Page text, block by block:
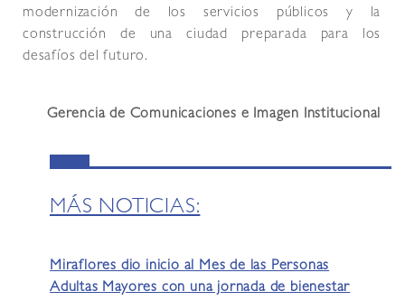
modernización de los servicios públicos y la
construcción de una ciudad preparada para los
desafíos del futuro.
Gerencia de Comunicaciones e Imagen Institucional
MÁS NOTICIAS:
Miraflores dio inicio al Mes de las Personas
Adultas Mayores con una jornada de bienestar